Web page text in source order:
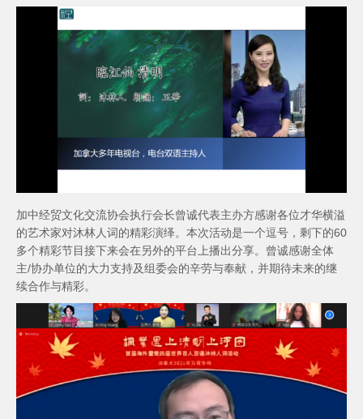
加中经贸文化交流协会执行会长曾诚代表主办方感谢各位才华横溢
的艺术家对沐林人词的精彩演绎。本次活动是一个逗号，剩下的60
多个精彩节目接下来会在另外的平台上播出分享。曾诚感谢全体
主/协办单位的大力支持及组委会的辛劳与奉献，并期待未来的继
续合作与精彩。